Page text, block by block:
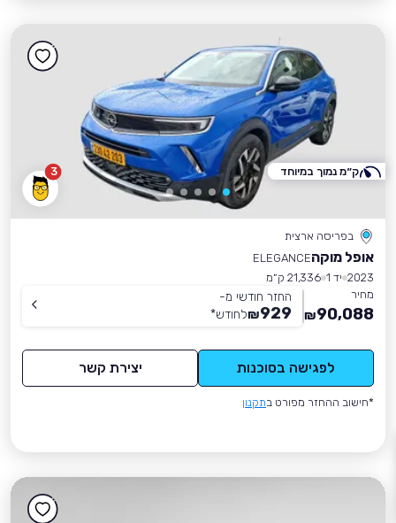
3
בפריסה ארצית
אופל מוקהELEGANCE
2023 יד 1
21,336 ק״מ
מחיר
90,088
₪
החזר חודשי מ-
929
₪לחודש*
לפגישה בסוכנות יצירת קשר
*חישוב ההחזר מפורט בתקנון
ק״מ נמוך במיוחד